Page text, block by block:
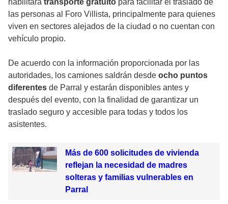
las personas al Foro Villista, principalmente para quienes
viven en sectores alejados de la ciudad o no cuentan con
vehículo propio.
De acuerdo con la información proporcionada por las
autoridades, los camiones saldrán desde ocho puntos
diferentes de Parral y estarán disponibles antes y
después del evento, con la finalidad de garantizar un
traslado seguro y accesible para todas y todos los
asistentes.
Más de 600 solicitudes de vivienda
reflejan la necesidad de madres
solteras y familias vulnerables en
Parral